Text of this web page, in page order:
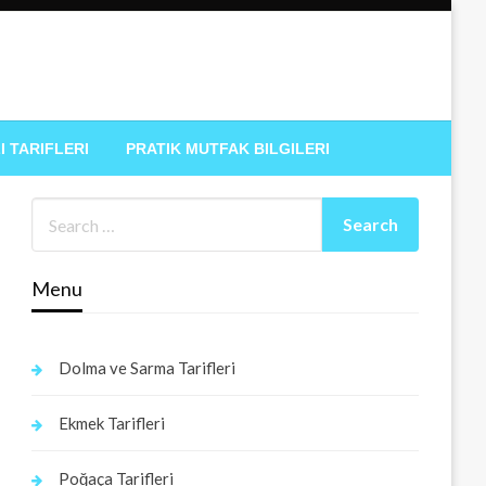
TARIFLERI PRATIK MUTFAK BILGILERI
Menu
Dolma ve Sarma Tarifleri
Ekmek Tarifleri
Poğaça Tarifleri